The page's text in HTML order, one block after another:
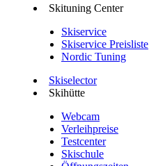
Skituning Center
Skiservice
Skiservice Preisliste
Nordic Tuning
Skiselector
Skihütte
Webcam
Verleihpreise
Testcenter
Skischule